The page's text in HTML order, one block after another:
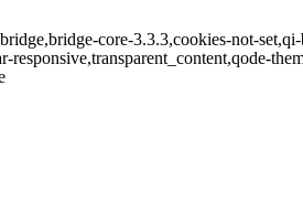
core-3.3.3,cookies-not-